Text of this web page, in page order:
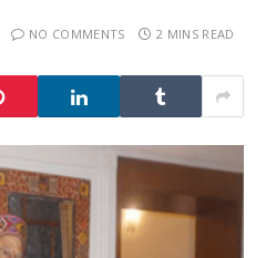
NO COMMENTS 2 MINS READ